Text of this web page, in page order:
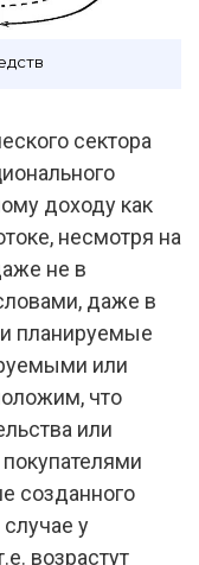
сектора
доходу как
несмотря на
не в
даже в
планируемые
или
что
или
созданного
у
возрастут